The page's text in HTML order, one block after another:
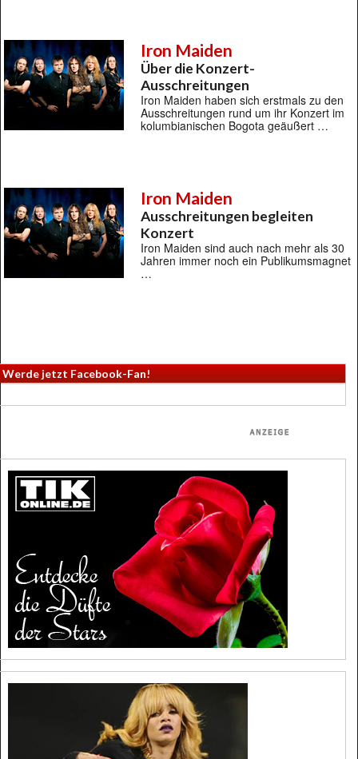
Iron Maiden
Über die Konzert-
Ausschreitungen
Iron Maiden haben sich erstmals zu den
Ausschreitungen rund um ihr Konzert im
kolumbianischen Bogota geäußert …
Iron Maiden
Ausschreitungen begleiten
Konzert
Iron Maiden sind auch nach mehr als 30
Jahren immer noch ein Publikumsmagnet
…
Werde jetzt Facebook-Fan!